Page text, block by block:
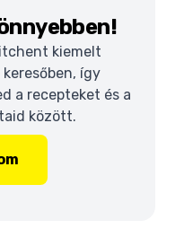
kiemelt
így
a recepteket és a
között.